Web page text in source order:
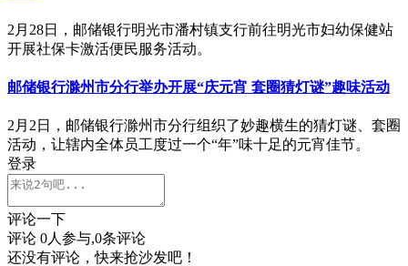
2月28日，邮储银行明光市潘村镇支行前往明光市妇幼保健站
开展社保卡激活便民服务活动。
邮储银行滁州市分行举办开展“庆元宵 套圈猜灯谜”趣味活动
2月2日，邮储银行滁州市分行组织了妙趣横生的猜灯谜、套圈
活动，让辖内全体员工度过一个“年”味十足的元宵佳节。
登录
评论一下
评论 0人参与,0条评论
还没有评论，快来抢沙发吧！